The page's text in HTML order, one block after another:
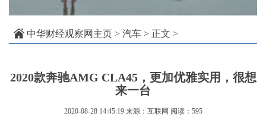
中华财经观察网主页 > 汽车 > 正文 >
2020款奔驰AMG CLA45，更加优雅实用，很想
来一台
2020-08-28 14:45:19 来源：互联网 阅读：595